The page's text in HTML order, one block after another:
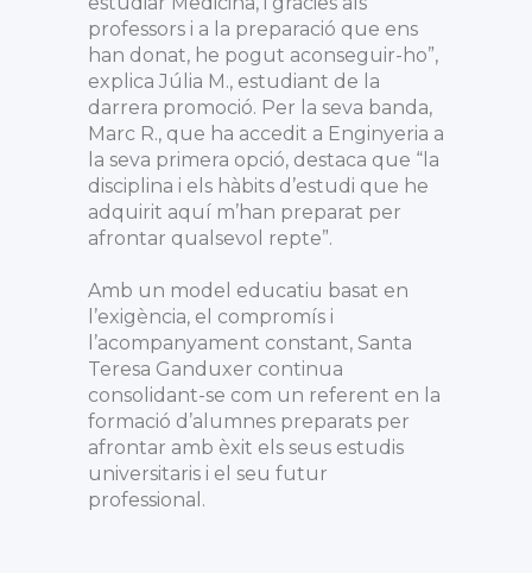
professors i a la preparació que ens
han donat, he pogut aconseguir-ho”,
explica Júlia M., estudiant de la
darrera promoció. Per la seva banda,
Marc R., que ha accedit a Enginyeria a
la seva primera opció, destaca que “la
disciplina i els hàbits d’estudi que he
adquirit aquí m’han preparat per
afrontar qualsevol repte”.
Amb un model educatiu basat en
l’exigència, el compromís i
l’acompanyament constant, Santa
Teresa Ganduxer continua
consolidant-se com un referent en la
formació d’alumnes preparats per
afrontar amb èxit els seus estudis
universitaris i el seu futur
professional.